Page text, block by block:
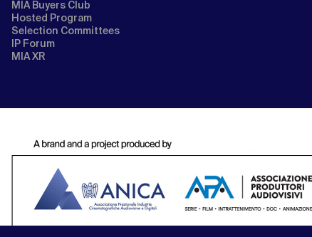
MIA Buyers Club
Hosted Program
Selection Committees
IP Forum
MIA XR